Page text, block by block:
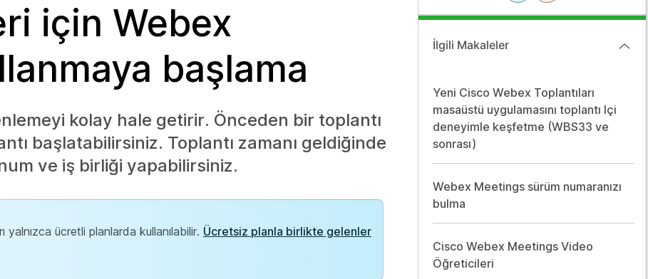
için Webex
başlama
kolay hale getirir. Önceden bir toplantı
başlatabilirsiniz. Toplantı zamanı geldiğinde
ve iş birliği yapabilirsiniz.
ücretli planlarda kullanılabilir. Ücretsiz planla birlikte gelenler
İlgili Makaleler
Yeni Cisco Webex Toplantıları
masaüstü uygulamasını toplantı Içi
deneyimle keşfetme (WBS33 ve
sonrası)
Webex Meetings sürüm numaranızı
bulma
Cisco Webex Meetings Video
Öğreticileri